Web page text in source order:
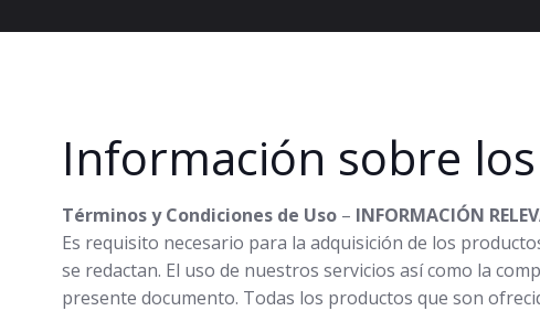
Información sobre
Términos y Condiciones de Uso – INFORMACIÓN
Es requisito necesario para la adquisición de los
se redactan. El uso de nuestros servicios así como la
presente documento. Todas los productos que son